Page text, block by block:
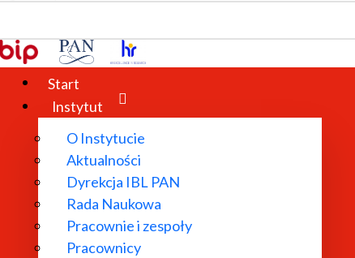
Start
Instytut
O Instytucie
Aktualności
Dyrekcja IBL PAN
Rada Naukowa
Pracownie i zespoły
Pracownicy